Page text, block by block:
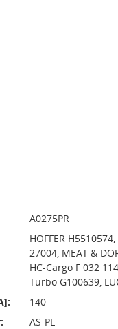
A0275PR
HOFFER
27004, MEAT &
HC-Cargo F 032
Turbo G100639,
140
AS-PL